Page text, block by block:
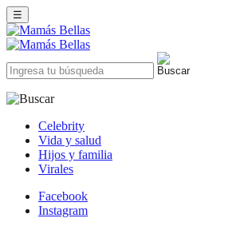
☰
Celebrity
Vida y salud
Hijos y familia
Virales
Facebook
Instagram